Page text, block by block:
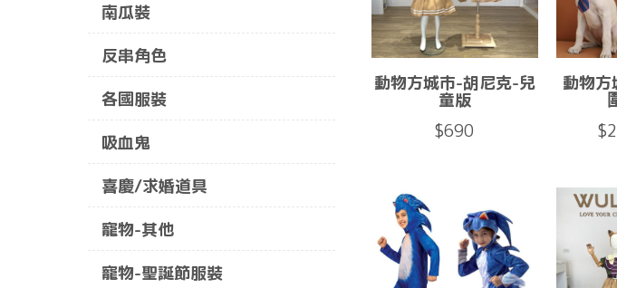
南瓜裝
反串角色
各國服裝
吸血鬼
喜慶/求婚道具
寵物-其他
寵物-聖誕節服裝
動物方城市-胡尼克-兒
童版
$690
動物